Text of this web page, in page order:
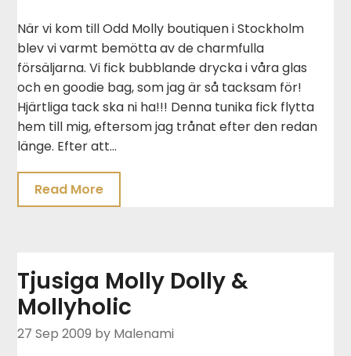
När vi kom till Odd Molly boutiquen i Stockholm
blev vi varmt bemötta av de charmfulla
försäljarna. Vi fick bubblande drycka i våra glas
och en goodie bag, som jag är så tacksam för!
Hjärtliga tack ska ni ha!!! Denna tunika fick flytta
hem till mig, eftersom jag trånat efter den redan
länge. Efter att…
Read More
Tjusiga Molly Dolly &
Mollyholic
27 Sep 2009 by Malenami